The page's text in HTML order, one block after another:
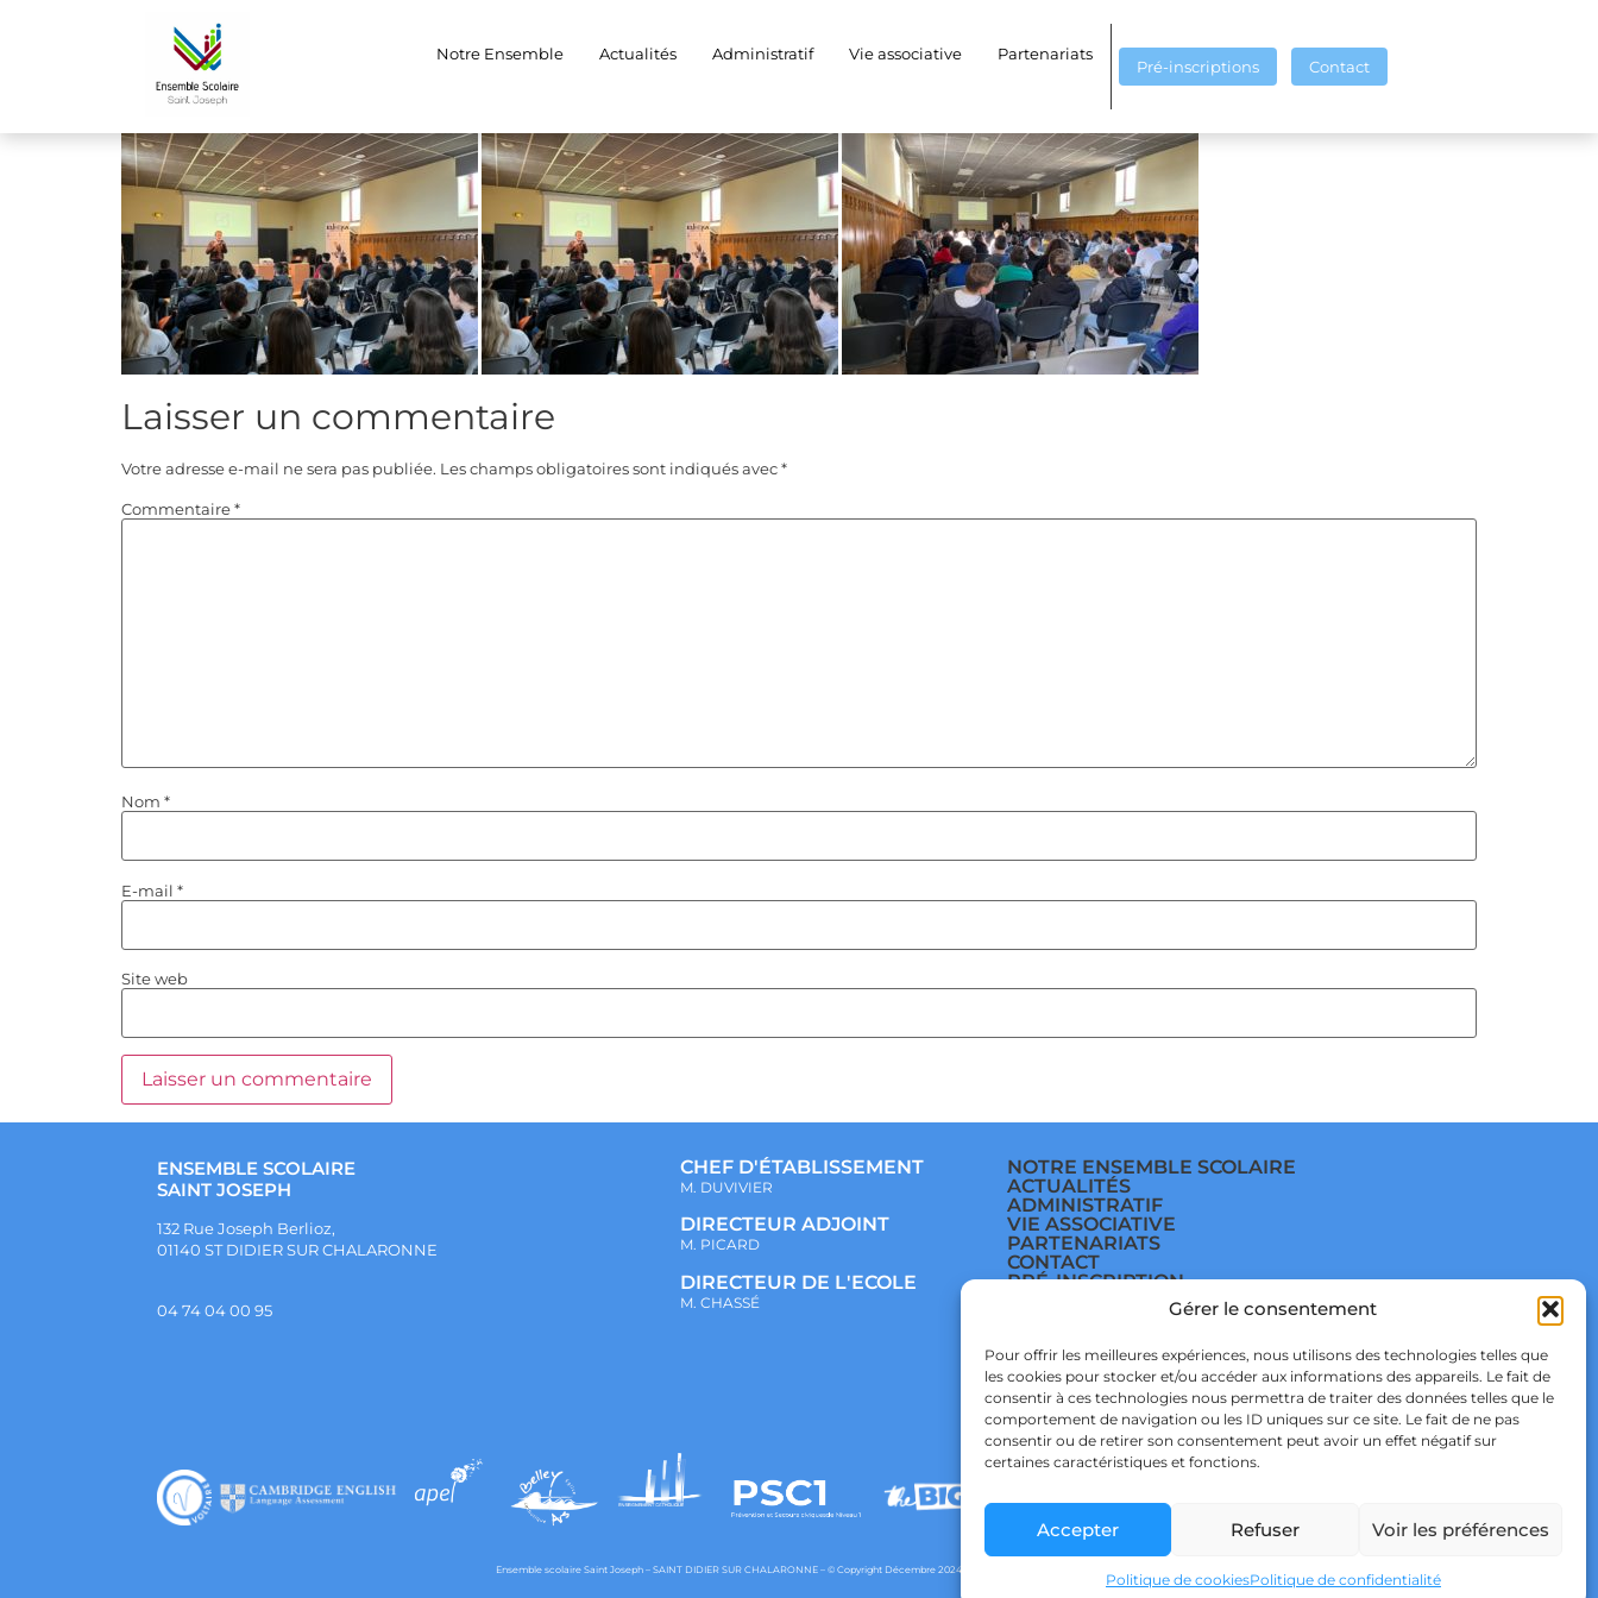
Gérer le consentement
Pour offrir les meilleures expériences, nous utilisons des technologies telles que
les cookies pour stocker et/ou accéder aux informations des appareils. Le fait de
consentir à ces technologies nous permettra de traiter des données telles que le
comportement de navigation ou les ID uniques sur ce site. Le fait de ne pas
consentir ou de retirer son consentement peut avoir un effet négatif sur
certaines caractéristiques et fonctions.
Accepter Refuser Voir les préférences
Politique de cookiesPolitique de confidentialité
Notre Ensemble Actualités Administratif Vie associative Partenariats
Pré-inscriptions Contact
SLAM
journée de réalisation d’un SLAM avec la présence d’Olivier TONNELIER (« EURÊKA » : www.eurekaofficiel.com), avec pour finalité un spectacle d’une heure ;
Laisser un commentaire
Votre adresse e-mail ne sera pas publiée. Les champs obligatoires sont indiqués avec*
Commentaire*
Nom *
E-mail *
Site web
ENSEMBLE SCOLAIRE
SAINT JOSEPH
132 Rue Joseph Berlioz,
01140 ST DIDIER SUR CHALARONNE
04 74 04 00 95
CHEF D'ÉTABLISSEMENT
M. DUVIVIER
DIRECTEUR ADJOINT
M. PICARD
DIRECTEUR DE L'ECOLE
M. CHASSÉ
NOTRE ENSEMBLE SCOLAIRE
ACTUALITÉS
ADMINISTRATIF
VIE ASSOCIATIVE
PARTENARIATS
CONTACT
PRÉ-INSCRIPTION
POLITIQUE DE
CONFIDENTIALITÉ & RGPD
POLITIQUE DE COOKIES
Ensemble scolaire Saint Joseph – SAINT DIDIER SUR CHALARONNE – © Copyright Décembre 2024 – Powered by